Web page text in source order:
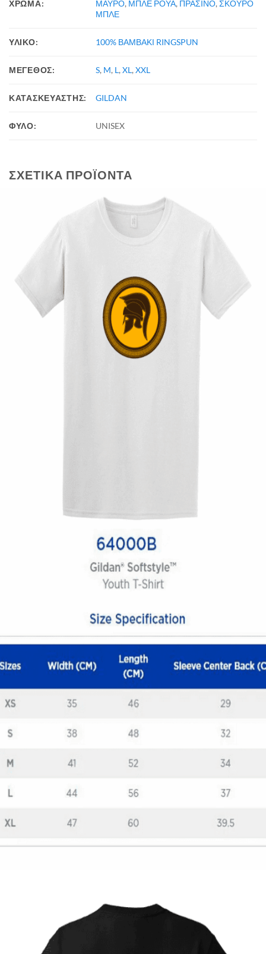
ΧΡΩΜΑ: ΜΑΥΡΟ, ΜΠΛΕ ΡΟΥΑ, ΠΡΑΣΙΝΟ,ΣΚΟΥΡΟ
ΜΠΛΕ
ΥΛΙΚΟ: 100% ΒΑΜΒΑΚΙ RINGSPUN
ΜΕΓΕΘΟΣ: S, M, L,XL,XXL
ΚΑΤΑΣΚΕΥΑΣΤΗΣ: GILDAN
ΦΥΛΟ: UNISEX
ΣΧΕΤΙΚΆ ΠΡΟΪΌΝΤΑ
ΠΑΙΔΙΚΑ TSHIRT
Fortnite fever μπλουζάκι
12,00€